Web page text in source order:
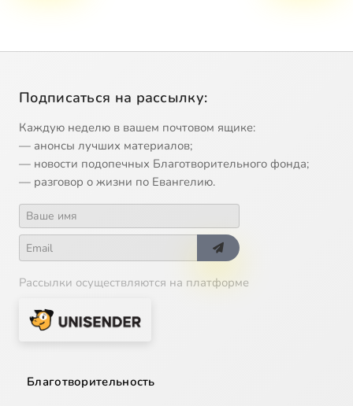
Подписаться на рассылку:
Каждую неделю в вашем почтовом ящике:
— анонсы лучших материалов;
— новости подопечных Благотворительного фонда;
— разговор о жизни по Евангелию.
Рассылки осуществляются на платформе
Благотворительность